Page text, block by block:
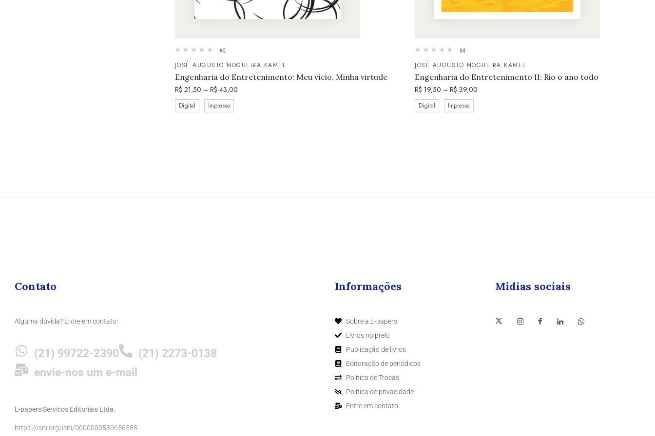
(0)
JOSÉ AUGUSTO NOGUEIRA KAMEL
Engenharia do Entretenimento: Meu vício, Minha virtude
R$ 21,50 – R$ 43,00
Digital Impressa
(0)
JOSÉ AUGUSTO NOGUEIRA KAMEL
Engenharia do Entretenimento II: Rio o ano todo
R$ 19,50 – R$ 39,00
Digital Impressa
Contato
Alguma dúvida? Entre em contato:
(21) 99722-2390
(21) 2273-0138
envie-nos um e-mail
E-papers Servicos Editoriais Ltda.
https://isni.org/isni/0000000530656585
Informações
Sobre a E-papers
Livros no prelo
Publicação de livros
Editoração de periódicos
Política de Trocas
Política de privacidade
Entre em contato
Mídias sociais